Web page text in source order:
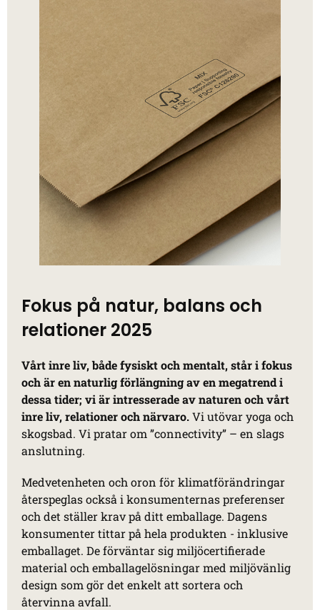
Fokus på natur, balans och
relationer 2025
Vårt inre liv, både fysiskt och mentalt, står i fokus
och är en naturlig förlängning av en megatrend i
dessa tider; vi är intresserade av naturen och vårt
inre liv, relationer och närvaro.Vi utövar yoga och
skogsbad. Vi pratar om ”connectivity” – en slags
anslutning.
Medvetenheten och oron för klimatförändringar
återspeglas också i konsumenternas preferenser
och det ställer krav på ditt emballage. Dagens
konsumenter tittar på hela produkten - inklusive
emballaget. De förväntar sig miljöcertifierade
material och emballagelösningar med miljövänlig
design som gör det enkelt att sortera och
återvinna avfall.